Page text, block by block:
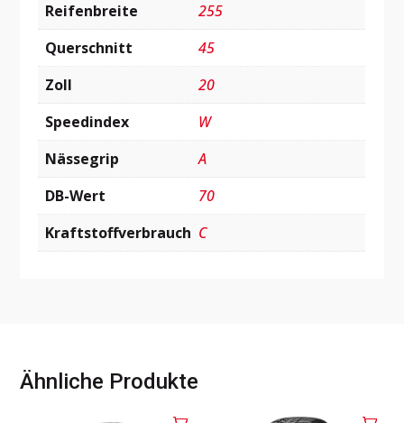
Reifenbreite
255
Querschnitt
45
Zoll
20
Speedindex
W
Nässegrip
A
DB-Wert
70
Kraftstoffverbrauch C
Ähnliche Produkte